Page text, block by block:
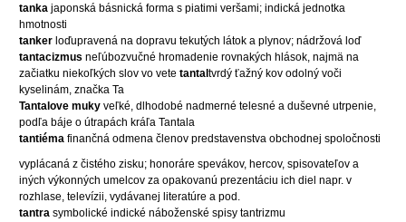
tanka japonská básnická forma s piatimi veršami; indická jednotka
hmotnosti
tanker loďupravená na dopravu tekutých látok a plynov; nádržová loď
tantacizmus neľúbozvučné hromadenie rovnakých hlások, najmä na
začiatku niekoľkých slov vo vete tantal tvrdý ťažný kov odolný voči
kyselinám, značka Ta
Tantalove muky veľké, dlhodobé nadmerné telesné a duševné utrpenie,
podľa báje o útrapách kráľa Tantala
tantiéma finančná odmena členov predstavenstva obchodnej spoločnosti
vyplácaná z čistého zisku; honoráre spevákov, hercov, spisovateľov a
iných výkonných umelcov za opakovanú prezentáciu ich diel napr. v
rozhlase, televízii, vydávanej literatúre a pod.
tantra symbolické indické náboženské spisy tantrizmu